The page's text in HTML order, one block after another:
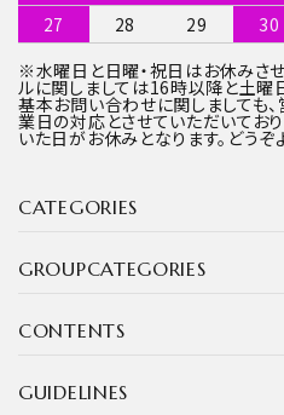
CATEGORIES
GROUPCATEGORIES
CONTENTS
27
28 29
30
※水曜日と日曜・祝日はお休みさ
ルに関しましては16時以降と土曜
基本お問い合わせに関しましても
業日の対応とさせていただいてお
いた日がお休みとなります。どうぞ
GUIDELINES